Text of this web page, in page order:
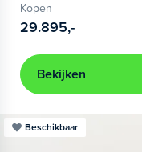
Kopen
29.895,-
Bekijken
Beschikbaar